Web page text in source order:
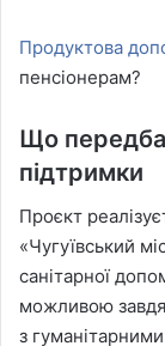
Продуктова
пенсіонерам?
Що
підтримки
Проєкт
«Чугуївський
санітарної
можливою
з